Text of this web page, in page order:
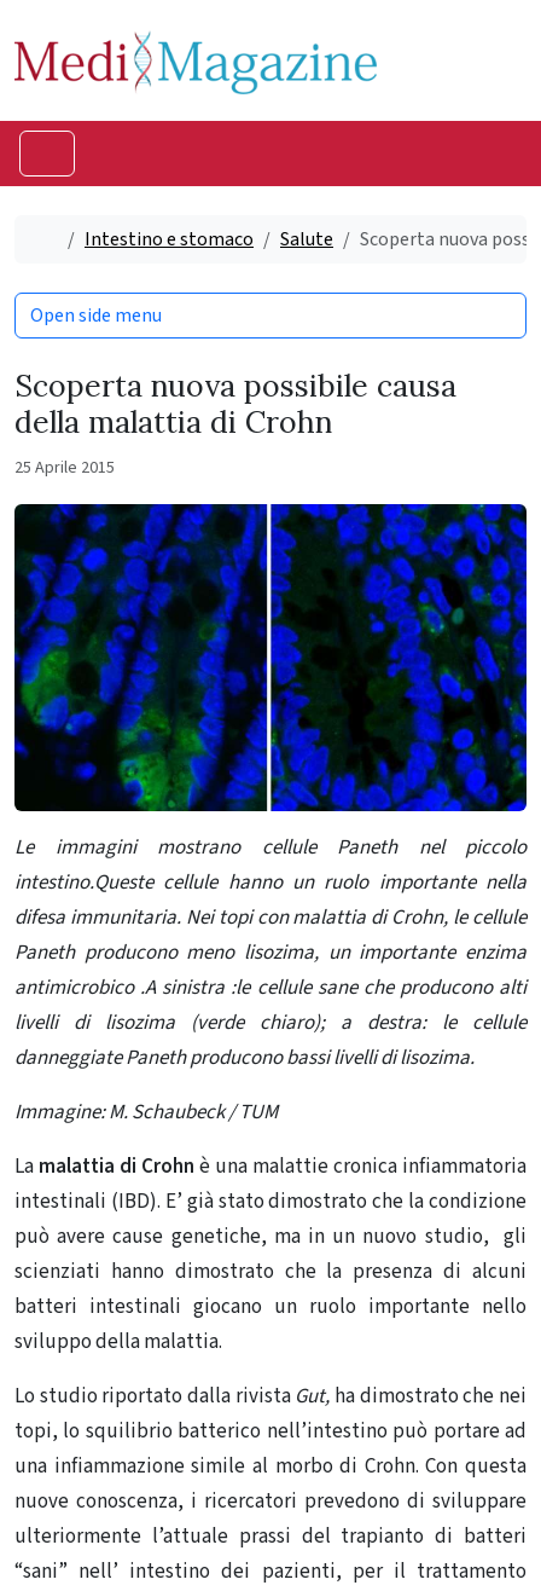
HomeIntestino e stomaco Salute Scoperta nuova
Scoperta nuova possibile causa
della malattia di Crohn
25 Aprile 2015
Le immagini mostrano cellule Paneth nel piccolo
intestino.Queste cellule hanno un ruolo importante nella
difesa immunitaria. Nei topi con malattia di Crohn, le cellule
Paneth producono meno lisozima, un importante enzima
antimicrobico .A sinistra :le cellule sane che producono alti
livelli di lisozima (verde chiaro); a destra: le cellule
danneggiate Paneth producono bassi livelli di lisozima.
Immagine: M. Schaubeck / TUM
La malattia di Crohn è una malattie cronica infiammatoria
intestinali (IBD). E’ già stato dimostrato che la condizione
può avere cause genetiche, ma in un nuovo studio, gli
scienziati hanno dimostrato che la presenza di alcuni
batteri intestinali giocano un ruolo importante nello
sviluppo della malattia.
Lo studio riportato dalla rivista Gut, ha dimostrato che nei
topi, lo squilibrio batterico nell’intestino può portare ad
una infiammazione simile al morbo di Crohn. Con questa
nuove conoscenza, i ricercatori prevedono di sviluppare
ulteriormente l’attuale prassi del trapianto di batteri
“sani” nell’ intestino dei pazienti, per il trattamento
Open side menu